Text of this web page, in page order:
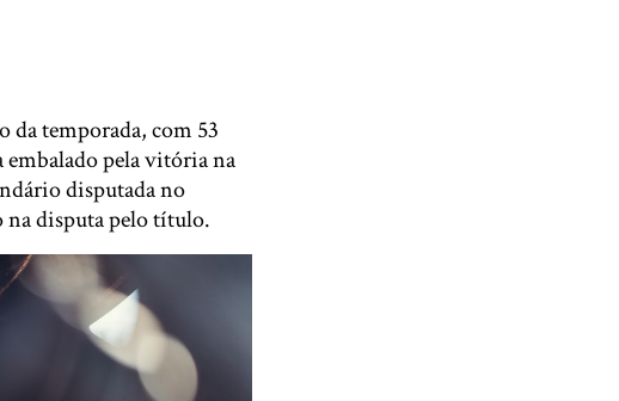
da temporada, com 53
pela vitória na
disputada no
na disputa pelo título.